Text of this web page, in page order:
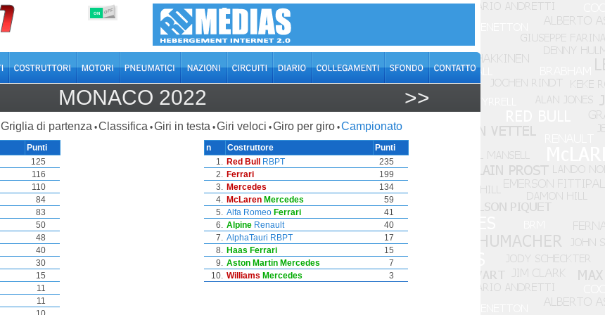
ON OFF
MONACO 2022 >>
Griglia di partenza •Classifica •Giri in testa •Giri veloci •Giro per giro •Campionato
Punti
125
116
110
84
83
50
48
40
30
15
11
11
n Costruttore
Punti
1. Red Bull RBPT
235
2. Ferrari
199
3. Mercedes
134
4. McLaren Mercedes
59
5. Alfa Romeo Ferrari
41
6. Alpine Renault
40
7. AlphaTauri RBPT
17
8. Haas Ferrari
15
9. Aston Martin Mercedes
7
10. Williams Mercedes 3